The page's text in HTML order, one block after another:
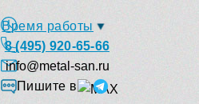
Время работы
8 (495) 920-65-66
info@metal-san.ru
Пишите в